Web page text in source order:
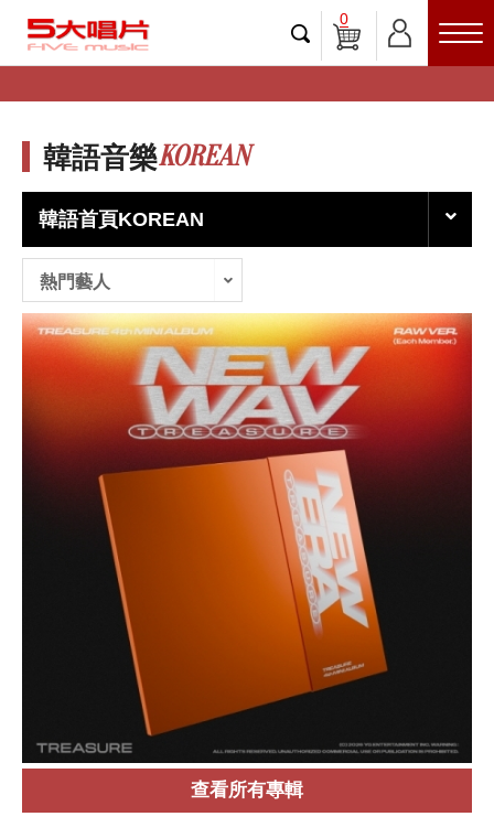
0
韓語音樂KOREAN
韓語首頁KOREAN
熱門藝人
查看所有專輯